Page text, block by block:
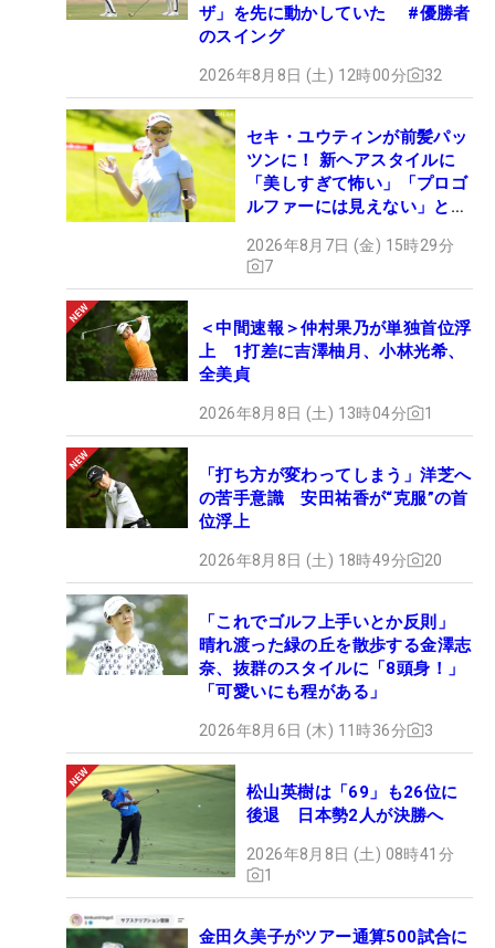
ザ」を先に動かしていた #優勝者
のスイング
2026年8月8日 (土) 12時00分 32
セキ・ユウティンが前髪パッ
ツンに！ 新ヘアスタイルに
「美しすぎて怖い」「プロゴ
ルファーには見えない」とコ
2026年8月7日 (金) 15時29分
7
＜中間速報＞仲村果乃が単独首位浮
上 1打差に吉澤柚月、小林光希、
全美貞
2026年8月8日 (土) 13時04分 1
「打ち方が変わってしまう」洋芝へ
の苦手意識 安田祐香が“克服”の首
位浮上
2026年8月8日 (土) 18時49分 20
「これでゴルフ上手いとか反則」
晴れ渡った緑の丘を散歩する金澤志
奈、抜群のスタイルに「8頭身！」
「可愛いにも程がある」
2026年8月6日 (木) 11時36分 3
松山英樹は「69」も26位に
後退 日本勢2人が決勝へ
2026年8月8日 (土) 08時41分
1
金田久美子がツアー通算500試合に